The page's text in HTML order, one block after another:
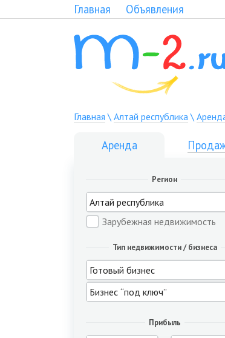
Главная Объявления
Главная \ Алтай республика\
Аренда
Регион
Зарубежная недвижимость
Тип недвижимости / бизнеса
Прибыль